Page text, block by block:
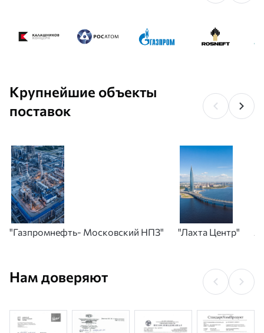
Крупнейшие объекты
поставок
"Газпромнефть- Московский НПЗ" "Лахта Центр"
Нам доверяют